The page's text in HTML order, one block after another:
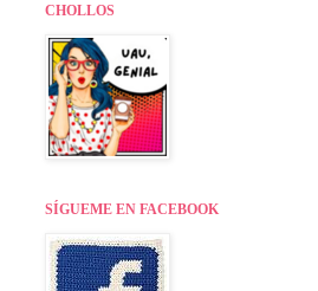
CHOLLOS
SÍGUEME EN FACEBOOK